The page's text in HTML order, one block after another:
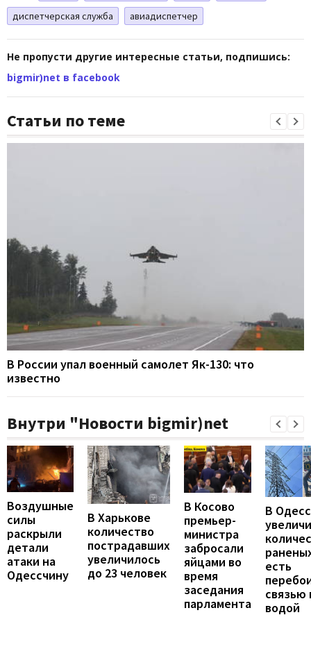
диспетчерская служба
авиадиспетчер
Не пропусти другие интересные статьи, подпишись:
bigmir)net в facebook
Статьи по теме
В России упал военный самолет Як-130: что
известно
Внутри "Новости bigmir)net
Воздушные
силы
раскрыли
детали
атаки на
Одессчину
В Харькове
количество
пострадавших
увеличилось
до 23 человек
В Косово
премьер-
министра
забросали
яйцами во
время
заседания
парламента
В
есть
связью
водой